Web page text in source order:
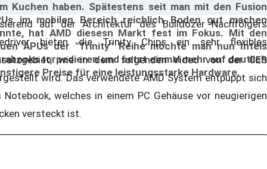
Kuchen haben. Spätestens seit man mit den Fusion
im mobilen Bereich reichlich Boden gut machen
hat AMD diesesn Markt fest im Fokus. Mit den
APUs der "Trinity" Reihe möchte man nun Intels
torpedieren und setzt einmal mehr auf deutlich
Preise für eine leistungsstarke Hardware.
auf der Architektur des Bulldozer Nachfolgers
bieten die Trinity Chips ein sehr flexibles
wie in dem folgenden Video von der CES
wird. Das verwendete AMD System entpuppt sich
Notebook, welches in einem PC Gehäuse vor neugierigen
versteckt ist.